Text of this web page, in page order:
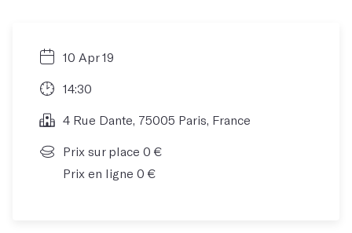
10 Apr 19
14:30
4 Rue Dante, 75005 Paris, France
Prix sur place 0 €
Prix en ligne 0 €